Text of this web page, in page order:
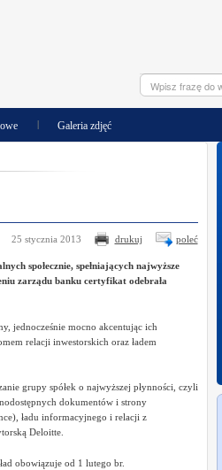
| Galeria zdjęć
poleć
drukuj
25 stycznia 2013
społecznie, spełniających najwyższe
zarządu banku certyfikat odebrała
jednocześnie mocno akcentując ich
relacji inwestorskich oraz ładem
grupy spółek o najwyższej płynności, czyli
dokumentów i strony
ładu informacyjnego i relacji z
Deloitte.
obowiązuje od 1 lutego br.